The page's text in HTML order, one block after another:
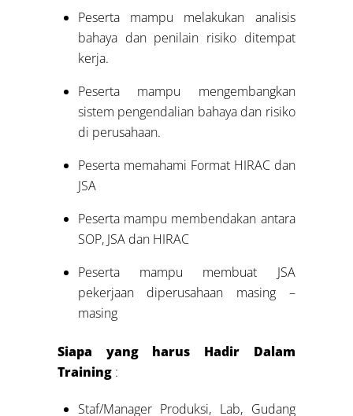
Peserta mampu melakukan analisis
bahaya dan penilain risiko ditempat
kerja.
Peserta mampu mengembangkan
sistem pengendalian bahaya dan risiko
di perusahaan.
Peserta memahami Format HIRAC dan
JSA
Peserta mampu membendakan antara
SOP, JSA dan HIRAC
Peserta mampu membuat JSA
pekerjaan diperusahaan masing –
masing
Siapa yang harus Hadir Dalam
Training :
Staf/Manager Produksi, Lab, Gudang